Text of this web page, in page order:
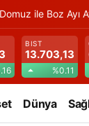
ile Boz Ayı
BIST
13.703,13
%0.11
Dünya